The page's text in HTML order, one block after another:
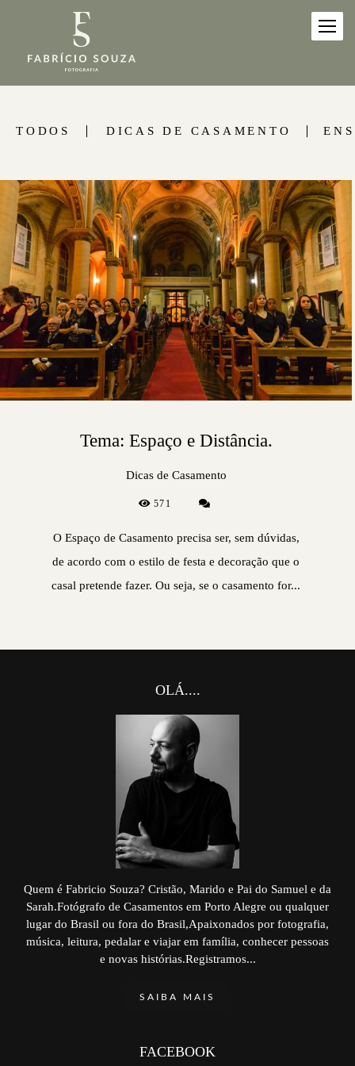
TODOS DICAS DE CASAMENTO
Tema: Espaço e Distância.
Dicas de Casamento
571
O Espaço de Casamento precisa ser, sem dúvidas,
de acordo com o estilo de festa e decoração que o
casal pretende fazer. Ou seja, se o casamento for...
OLÁ....
Quem é Fabricio Souza? Cristão, Marido e Pai do Samuel e da
Sarah.Fotógrafo de Casamentos em Porto Alegre ou qualquer
lugar do Brasil ou fora do Brasil,Apaixonados por fotografia,
música, leitura, pedalar e viajar em família, conhecer pessoas
e novas histórias.Registramos...
SAIBA MAIS
FACEBOOK